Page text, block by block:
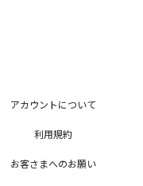
アカウントについて
利用規約
お客さまへのお願い